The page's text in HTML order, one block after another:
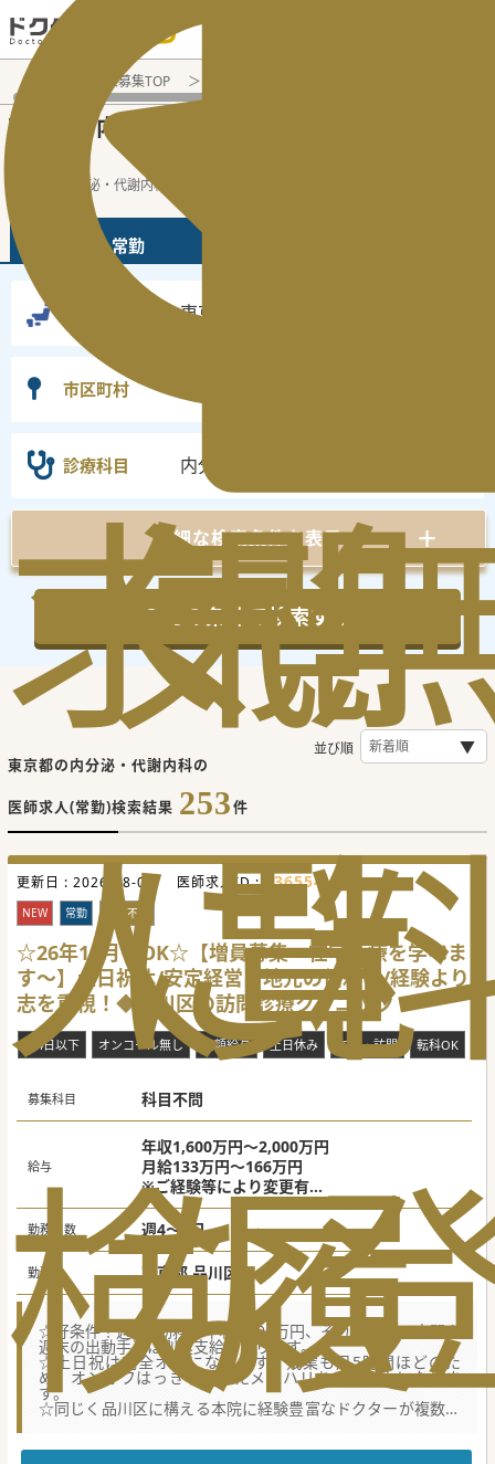
求
人
検
気
に
な
閲
覧
履
医師転職・求人募集TOP
東京都 の内分泌・代謝内科
東京都の内分泌・代謝内科の常勤の医師求
常勤
東京都
市区町村
診療科目 内分泌・代謝内科
詳細な検索条件を表示
この条件で検索する
東京都の内分泌・代謝内科の
医師求人(常勤)検索結果 253件
並び順
更新日 : 2026-08-07 医師求人ID : 736554
NEW 常勤 科目不問
☆26年10月～OK☆【増員募集～在宅医療を学べま
す～】土日祝休/安定経営＆地元の信頼◎/経験より
志を重視！◆品川区の訪問診療クリニック
週4日以下 オンコール無し 高額給与 土日休み 在宅・訪問 転科OK
募集科目 科目不問
給与
年収1,600万円～2,000万円
月給133万円～166万円
※ご経験等により変更有
※目安：週4日年収1,600万円 週5日年収2,00
0万円
勤務日数 週4～5日
勤務地 東京都 品川区
☆好条件！週5日勤務で年収2,000万円、それに加えて夜間や
週末の出動手当は別途支給となります。
☆土日祝は完全オフになります。残業も月5時間ほどのた
め、オンオフはっきりとしたメリハリある働き方になりま
す。
☆同じく品川区に構える本院に経験豊富なドクターが複数在
籍、Slack等でタイムリーに相談できるストレスない環境で